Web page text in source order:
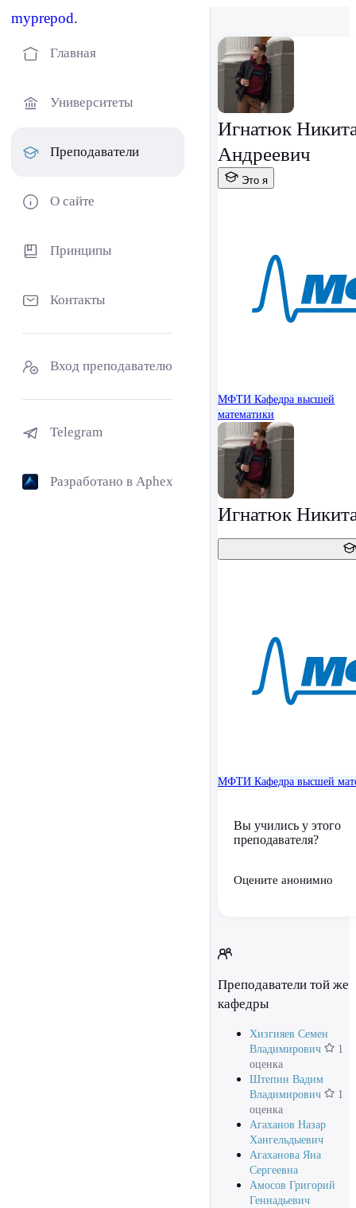
myprepod.
Главная
Университеты
Преподаватели
О сайте
Принципы
Контакты
Вход преподавателю
Telegram
Разработано в Aphex
Игнатюк
Андреевич
Это я
МФТИ Кафедра высшей
математики
Игнатюк
МФТИ Кафедра высшей
Вы учились у этого
преподавателя?
Оцените анонимно
Преподаватели той же
кафедры
Хизгияев Семен
Владимирович
1
оценка
Штепин Вадим
Владимирович
1
оценка
Агаханов Назар
Хангельдыевич
Агаханова Яна
Сергеевна
Амосов Григорий
Геннадьевич